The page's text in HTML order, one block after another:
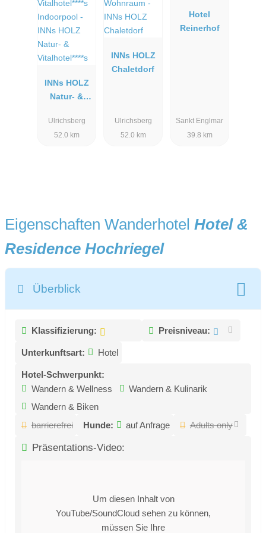
INNs HOLZ
Natur- &
s
Ulrichsberg
52.0 km
INNs HOLZ
Chaletdorf
Ulrichsberg
52.0 km
Hotel
Reinerhof
Sankt Englmar
39.8 km
Eigenschaften Wanderhotel Hotel &
Residence Hochriegel
Überblick
Klassifizierung: Preisniveau:
Unterkunftsart: Hotel
Hotel-Schwerpunkt:
Wandern & Wellness
Wandern & Kulinarik
Wandern & Biken
barrierefrei
Hunde: auf Anfrage Adults only
Präsentations-Video:
Um diesen Inhalt von
YouTube/SoundCloud sehen zu können,
müssen Sie Ihre